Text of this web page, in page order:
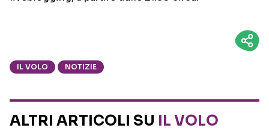
IL VOLO NOTIZIE
ALTRI ARTICOLI SU IL VOLO